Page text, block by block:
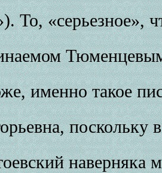
То, «серьезное»,
именно такое
поскольку
наверняка